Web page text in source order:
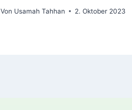
Von Usamah Tahhan 2. Oktober 2023